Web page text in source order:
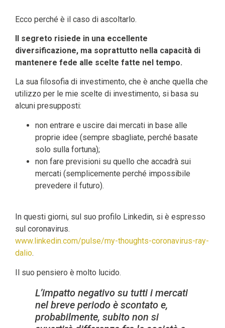
Ecco perché è il caso di ascoltarlo.
Il segreto risiede in una eccellente
diversificazione, ma soprattutto nella capacità di
mantenere fede alle scelte fatte nel tempo.
La sua filosofia di investimento, che è anche quella che
utilizzo per le mie scelte di investimento, si basa su
alcuni presupposti:
non entrare e uscire dai mercati in base alle
proprie idee (sempre sbagliate, perché basate
solo sulla fortuna);
non fare previsioni su quello che accadrà sui
mercati (semplicemente perché impossibile
prevedere il futuro).
In questi giorni, sul suo profilo Linkedin, si è espresso
sul coronavirus.
www.linkedin.com/pulse/my-thoughts-coronavirus-ray-
dalio.
Il suo pensiero è molto lucido.
L’impatto negativo su tutti i mercati
nel breve periodo è scontato e,
probabilmente, subito non si